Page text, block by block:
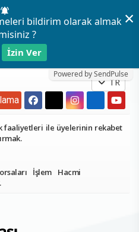
bildirim olarak almak
?
İzin Ver
Powered by SendPulse
×
TR
faaliyetleri ile üyelerinin rekabet
İşlem Hacmi